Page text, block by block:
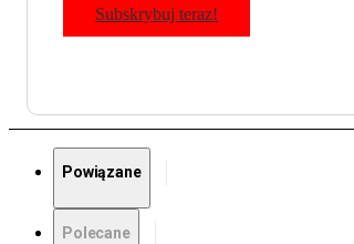
Subskrybuj teraz!
Powiązane
Polecane